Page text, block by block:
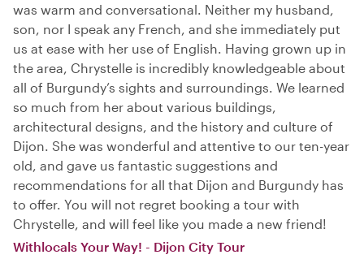
was warm and conversational. Neither my husband,
son, nor I speak any French, and she immediately put
us at ease with her use of English. Having grown up in
the area, Chrystelle is incredibly knowledgeable about
all of Burgundy’s sights and surroundings. We learned
so much from her about various buildings,
architectural designs, and the history and culture of
Dijon. She was wonderful and attentive to our ten-year
old, and gave us fantastic suggestions and
recommendations for all that Dijon and Burgundy has
to offer. You will not regret booking a tour with
Chrystelle, and will feel like you made a new friend!
Withlocals Your Way! - Dijon City Tour